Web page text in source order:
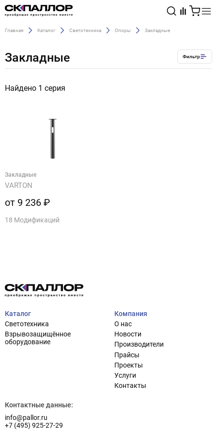
Светотехника
Взрывозащищённое оборудование
Проектирование систем освещения
Проектирование систем управления
Кастомизация оборудования/Индивидуальные
Шеф-монтаж
+7 (495) 925-27-29
info@pallor.ru
Главная Каталог Светотехника Опоры Закладные
Закладные Фильтр
Найдено 1 серия
Закладные
VARTON
от 9 236 ₽
18 Модификаций
Каталог
Светотехника
Взрывозащищённое
оборудование
Компания
О нас
Новости
Производители
Прайсы
Проекты
Услуги
Контакты
Контактные данные:
info@pallor.ru
+7 (495) 925-27-29